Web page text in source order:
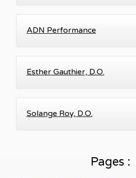
ADN Performance
Esther Gauthier, D.O.
Solange Roy, D.O.
Pages :